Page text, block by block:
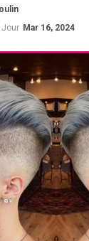
Jour Mar 16, 2024